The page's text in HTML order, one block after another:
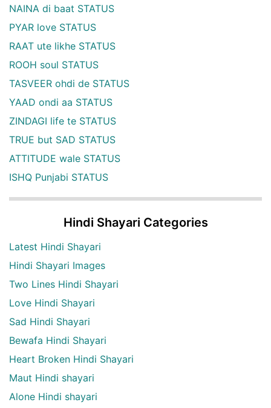
NAINA di baat STATUS
PYAR love STATUS
RAAT ute likhe STATUS
ROOH soul STATUS
TASVEER ohdi de STATUS
YAAD ondi aa STATUS
ZINDAGI life te STATUS
TRUE but SAD STATUS
ATTITUDE wale STATUS
ISHQ Punjabi STATUS
Hindi Shayari Categories
Latest Hindi Shayari
Hindi Shayari Images
Two Lines Hindi Shayari
Love Hindi Shayari
Sad Hindi Shayari
Bewafa Hindi Shayari
Heart Broken Hindi Shayari
Maut Hindi shayari
Alone Hindi shayari